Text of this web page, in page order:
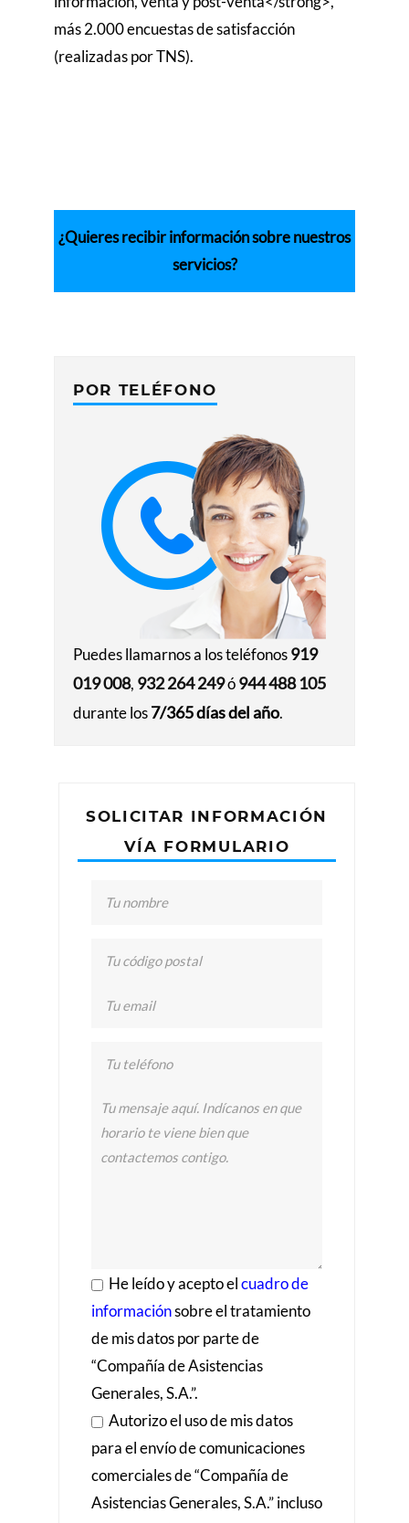
más 2.000 encuestas de satisfacción
(realizadas por TNS).
¿Quieres recibir información sobre nuestros
servicios?
POR TELÉFONO
Puedes llamarnos a los teléfonos919
019 008, 932 264 249ó944 488 105
durante los7/365 días del año.
SOLICITAR INFORMACIÓN
VÍA FORMULARIO
He leído y acepto elcuadro de
informaciónsobre el tratamiento
de mis datos por parte de
“Compañía de Asistencias
Generales, S.A.”.
Autorizo el uso de mis datos
para el envío de comunicaciones
comerciales de “Compañía de
Asistencias Generales, S.A.” incluso